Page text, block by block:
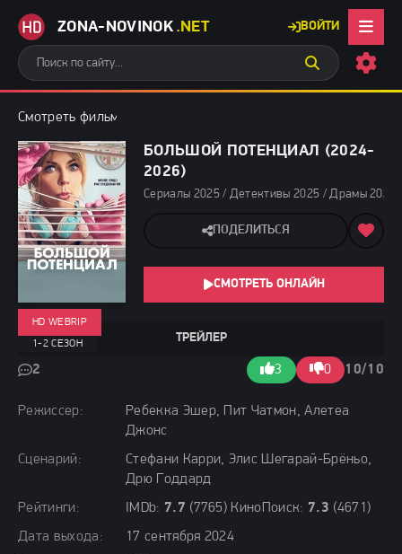
ZONA-NOVINOK .NET ВОЙТИ
Смотреть фильмы бесплатно
БОЛЬШОЙ ПОТЕНЦИАЛ (2024-
2026)
Сериалы 2025 / Детективы 2025 / Драмы
Режиссер:
Ребекка Эшер, Пит Чатмон, Алетеа
Джонс
Сценарий:
Стефани Карри, Элис Шегарай-Брёньо,
Дрю Годдард
Рейтинги:
IMDb: 7.7 (7765) КиноПоиск: 7.3 (4671)
Дата выхода:
17 сентября 2024
ТРЕЙЛЕР
2 3 0 10/10
HD WEBRIP
1-2 СЕЗОН
ПОДЕЛИТЬСЯ
СМОТРЕТЬ ОНЛАЙН